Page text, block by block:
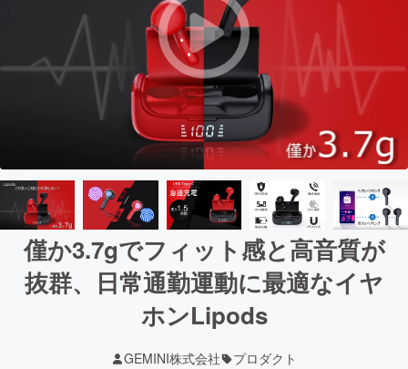
僅か3.7gでフィット感と高音質が
抜群、日常通勤運動に最適なイヤ
ホンLipods
GEMINI株式会社 プロダクト